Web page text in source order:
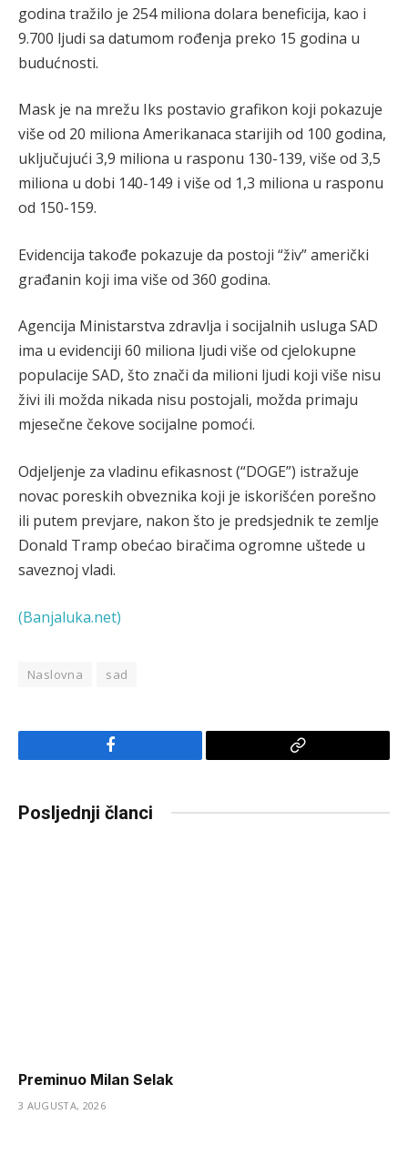
godina tražilo je 254 miliona dolara beneficija, kao i
9.700 ljudi sa datumom rođenja preko 15 godina u
budućnosti.
Mask je na mrežu Iks postavio grafikon koji pokazuje
više od 20 miliona Amerikanaca starijih od 100 godina,
uključujući 3,9 miliona u rasponu 130-139, više od 3,5
miliona u dobi 140-149 i više od 1,3 miliona u rasponu
od 150-159.
Evidencija takođe pokazuje da postoji “živ” američki
građanin koji ima više od 360 godina.
Agencija Ministarstva zdravlja i socijalnih usluga SAD
ima u evidenciji 60 miliona ljudi više od cjelokupne
populacije SAD, što znači da milioni ljudi koji više nisu
živi ili možda nikada nisu postojali, možda primaju
mjesečne čekove socijalne pomoći.
Odjeljenje za vladinu efikasnost (“DOGE”) istražuje
novac poreskih obveznika koji je iskorišćen porešno
ili putem prevjare, nakon što je predsjednik te zemlje
Donald Tramp obećao biračima ogromne uštede u
saveznoj vladi.
(Banjaluka.net)
Naslovna sad
Facebook
Copy
Posljednji članci
Preminuo Milan Selak
3 AUGUSTA, 2026